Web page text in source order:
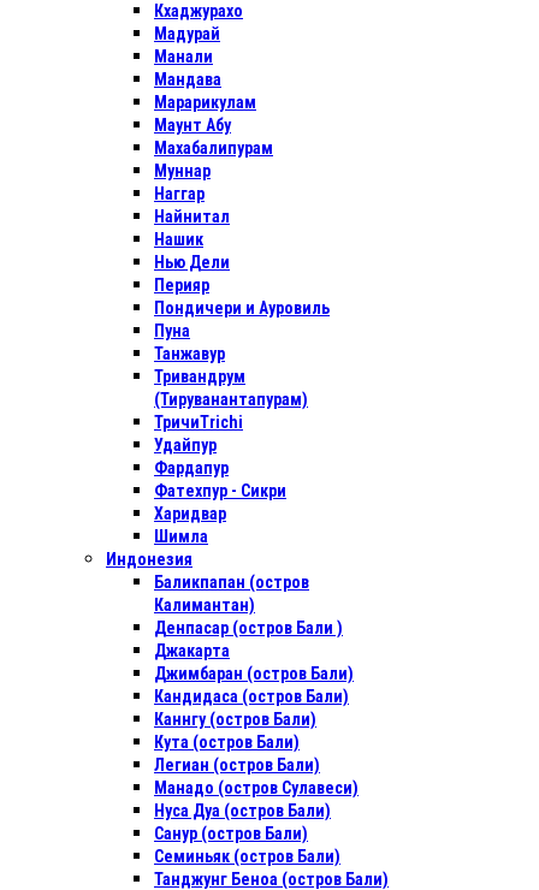
Кхаджурахо
Мадурай
Манали
Мандава
Марарикулам
Маунт Абу
Махабалипурам
Муннар
Наггар
Найнитал
Нашик
Нью Дели
Перияр
Пондичери и Ауровиль
Пуна
Танжавур
Тривандрум
(Тируванантапурам)
ТричиTrichi
Удайпур
Фардапур
Фатехпур - Сикри
Харидвар
Шимла
Индонезия
Баликпапан (остров
Калимантан)
Денпасар (остров Бали )
Джакарта
Джимбаран (остров Бали)
Кандидаса (остров Бали)
Каннгу (остров Бали)
Кута (остров Бали)
Легиан (остров Бали)
Манадо (остров Сулавеси)
Нуса Дуа (остров Бали)
Санур (остров Бали)
Семиньяк (остров Бали)
Танджунг Беноа (остров Бали)